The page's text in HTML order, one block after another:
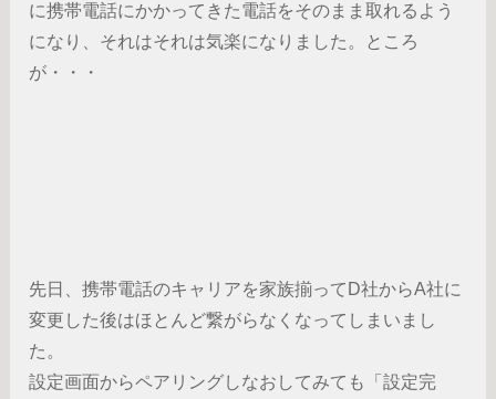
に携帯電話にかかってきた電話をそのまま取れるよう
になり、それはそれは気楽になりました。ところ
が・・・
先日、携帯電話のキャリアを家族揃ってD社からA社に
変更した後はほとんど繋がらなくなってしまいまし
た。
設定画面からペアリングしなおしてみても「設定完